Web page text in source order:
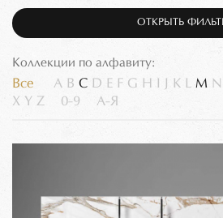
ОТКРЫТЬ
Коллекции по алфавиту:
Все A B C D E F G H K L M N
X Y Z 0-9 А-Я